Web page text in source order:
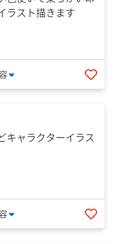
ラスト描きます
いいね
キャラクターイラス
いいね